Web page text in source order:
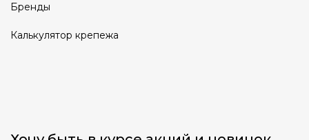
Бренды
Калькулятор крепежа